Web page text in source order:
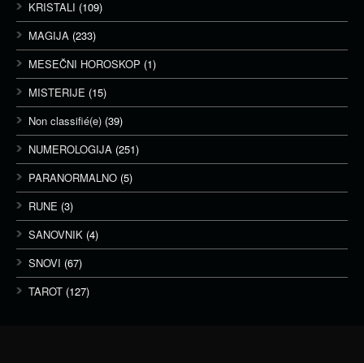
KRISTALI (109)
MAGIJA (233)
MESEČNI HOROSKOP (1)
MISTERIJE (15)
Non classifié(e) (39)
NUMEROLOGIJA (251)
PARANORMALNO (5)
RUNE (3)
SANOVNIK (4)
SNOVI (67)
TAROT (127)